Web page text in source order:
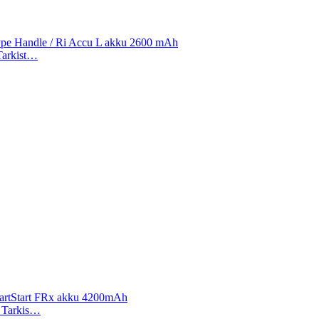
Handle / Ri Accu L akku 2600 mAh
FRx akku 4200mAh
Tarkis…